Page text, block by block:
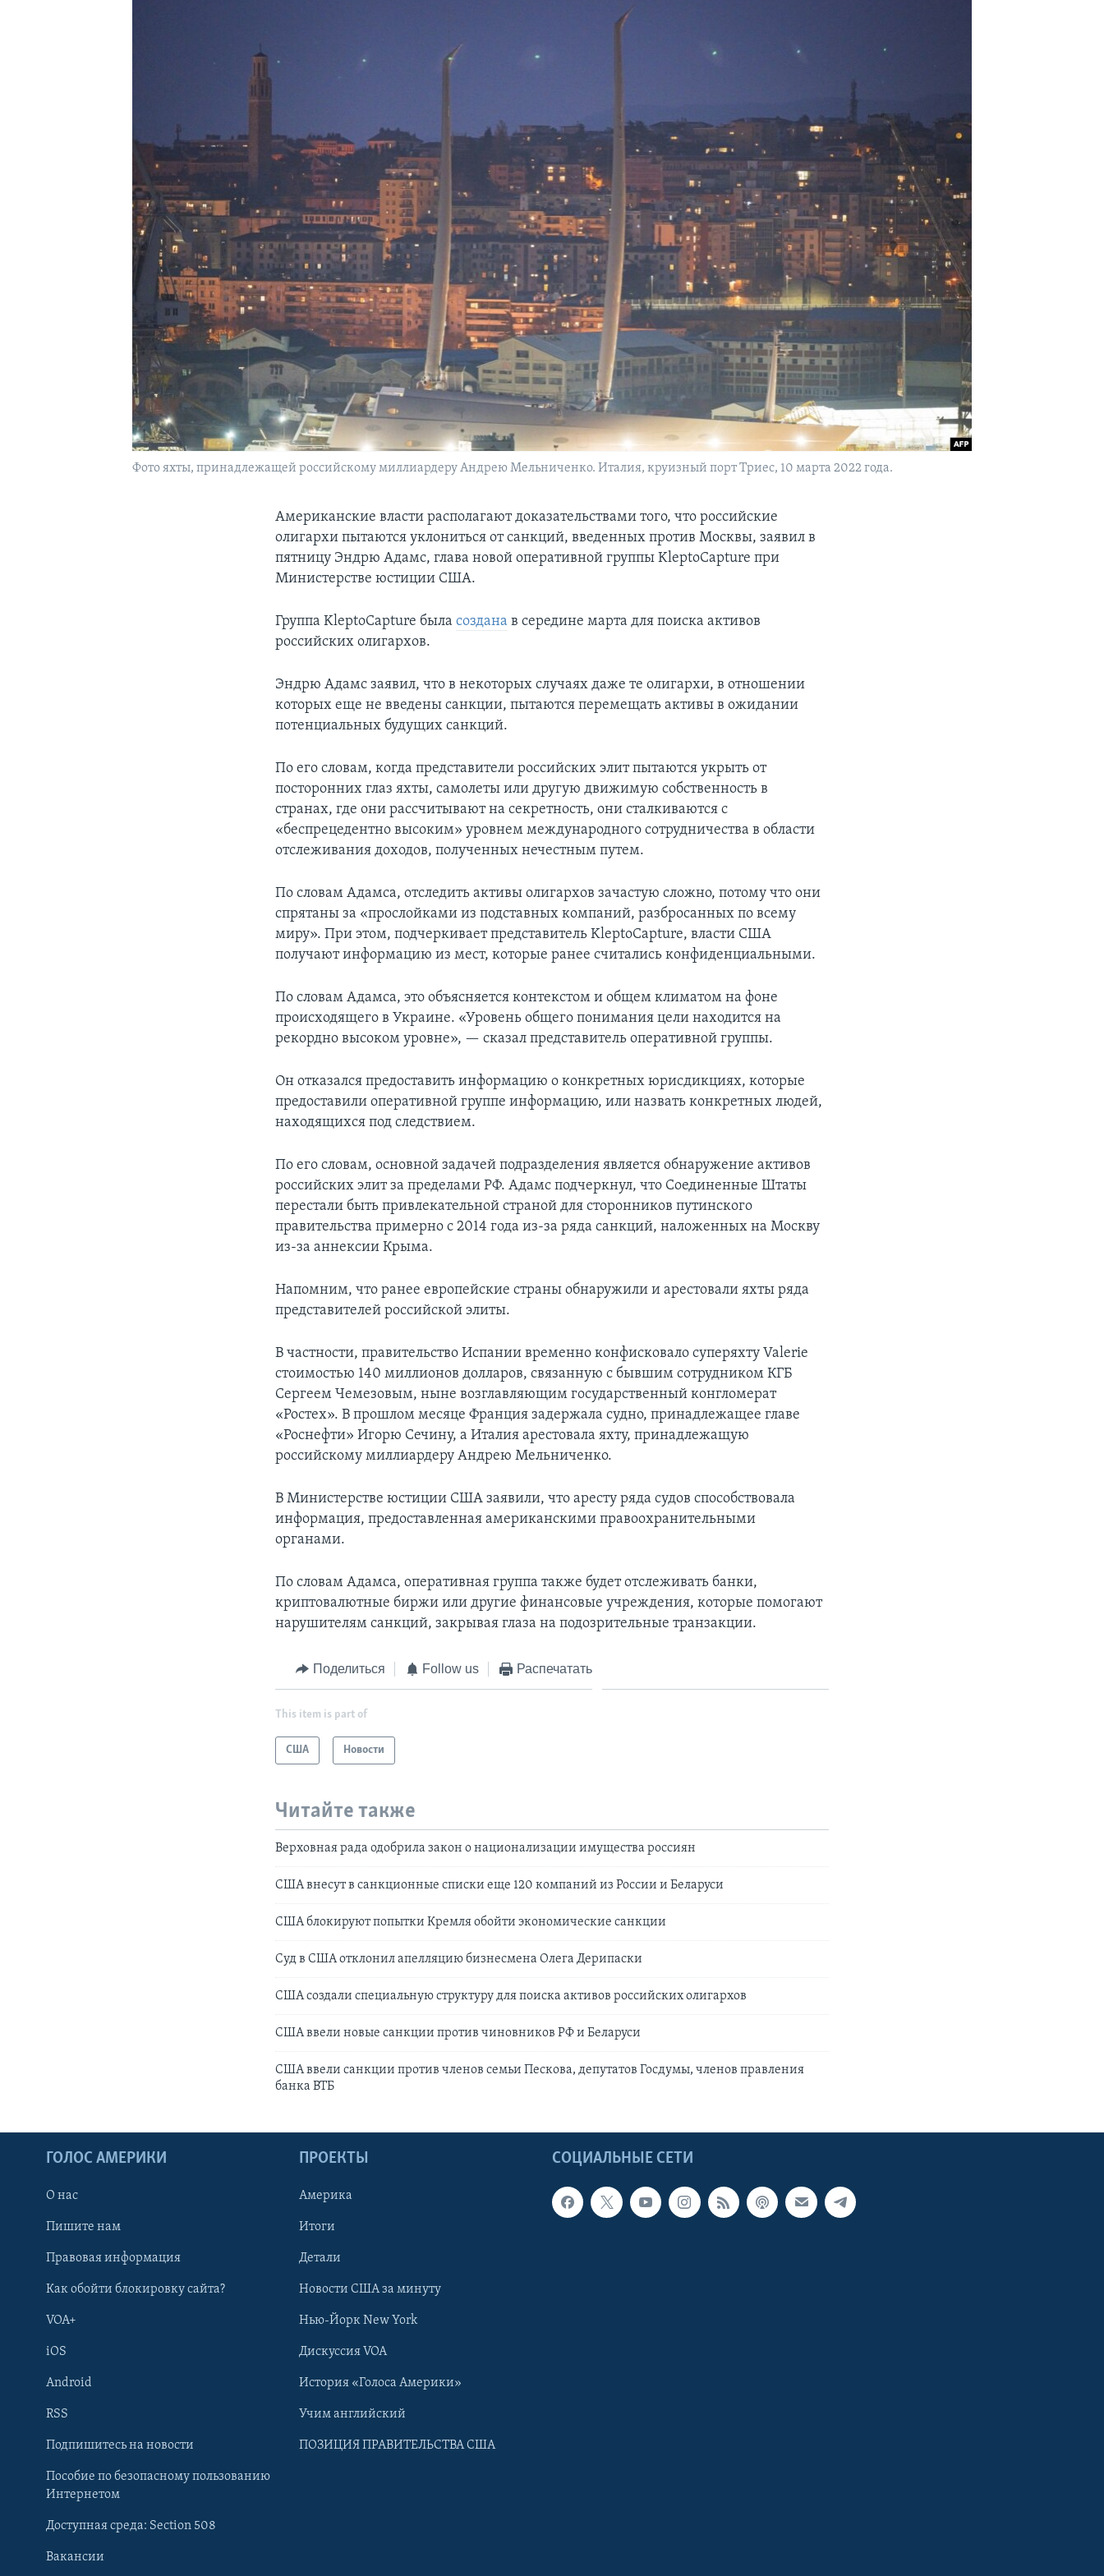
Learning English
Фото яхты, принадлежащей российскому миллиардеру Андрею Мельниченко. Италия, круизный порт Триес, 10 марта 2022 года.
Американские власти располагают доказательствами того, что российские
олигархи пытаются уклониться от санкций, введенных против Москвы, заявил в
пятницу Эндрю Адамс, глава новой оперативной группы KleptoCapture при
Министерстве юстиции США.
Группа KleptoCapture быласоздана в середине марта для поиска активов
российских олигархов.
Эндрю Адамс заявил, что в некоторых случаях даже те олигархи, в отношении
которых еще не введены санкции, пытаются перемещать активы в ожидании
потенциальных будущих санкций.
По его словам, когда представители российских элит пытаются укрыть от
посторонних глаз яхты, самолеты или другую движимую собственность в
странах, где они рассчитывают на секретность, они сталкиваются с
«беспрецедентно высоким» уровнем международного сотрудничества в области
отслеживания доходов, полученных нечестным путем.
По словам Адамса, отследить активы олигархов зачастую сложно, потому что они
спрятаны за «прослойками из подставных компаний, разбросанных по всему
миру». При этом, подчеркивает представитель KleptoCapture, власти США
получают информацию из мест, которые ранее считались конфиденциальными.
По словам Адамса, это объясняется контекстом и общем климатом на фоне
происходящего в Украине. «Уровень общего понимания цели находится на
рекордно высоком уровне», — сказал представитель оперативной группы.
Он отказался предоставить информацию о конкретных юрисдикциях, которые
предоставили оперативной группе информацию, или назвать конкретных людей,
находящихся под следствием.
По его словам, основной задачей подразделения является обнаружение активов
российских элит за пределами РФ. Адамс подчеркнул, что Соединенные Штаты
перестали быть привлекательной страной для сторонников путинского
правительства примерно с 2014 года из-за ряда санкций, наложенных на Москву
из-за аннексии Крыма.
Напомним, что ранее европейские страны обнаружили и арестовали яхты ряда
представителей российской элиты.
В частности, правительство Испании временно конфисковало суперяхту Valerie
стоимостью 140 миллионов долларов, связанную с бывшим сотрудником КГБ
Сергеем Чемезовым, ныне возглавляющим государственный конгломерат
«Ростех». В прошлом месяце Франция задержала судно, принадлежащее главе
«Роснефти» Игорю Сечину, а Италия арестовала яхту, принадлежащую
российскому миллиардеру Андрею Мельниченко.
В Министерстве юстиции США заявили, что аресту ряда судов способствовала
информация, предоставленная американскими правоохранительными
органами.
По словам Адамса, оперативная группа также будет отслеживать банки,
криптовалютные биржи или другие финансовые учреждения, которые помогают
нарушителям санкций, закрывая глаза на подозрительные транзакции.
Поделиться Follow us Распечатать
This item is part of
США Новости
Читайте также
Верховная рада одобрила закон о национализации имущества россиян
США внесут в санкционные списки еще 120 компаний из России и Беларуси
США блокируют попытки Кремля обойти экономические санкции
Суд в США отклонил апелляцию бизнесмена Олега Дерипаски
США создали специальную структуру для поиска активов российских олигархов
США ввели новые санкции против чиновников РФ и Беларуси
США ввели санкции против членов семьи Пескова, депутатов Госдумы, членов правления
банка ВТБ
СОЦИАЛЬНЫЕ СЕТИ
ГОЛОС АМЕРИКИ
О нас
Пишите нам
Правовая информация
Как обойти блокировку сайта?
VOA+
iOS
Android
RSS
Подпишитесь на новости
Пособие по безопасному пользованию
Интернетом
Доступная среда: Section 508
Вакансии
ПРОЕКТЫ
Америка
Итоги
Детали
Новости США за минуту
Нью-Йорк New York
Дискуссия VOA
История «Голоса Америки»
Учим английский
ПОЗИЦИЯ ПРАВИТЕЛЬСТВА США